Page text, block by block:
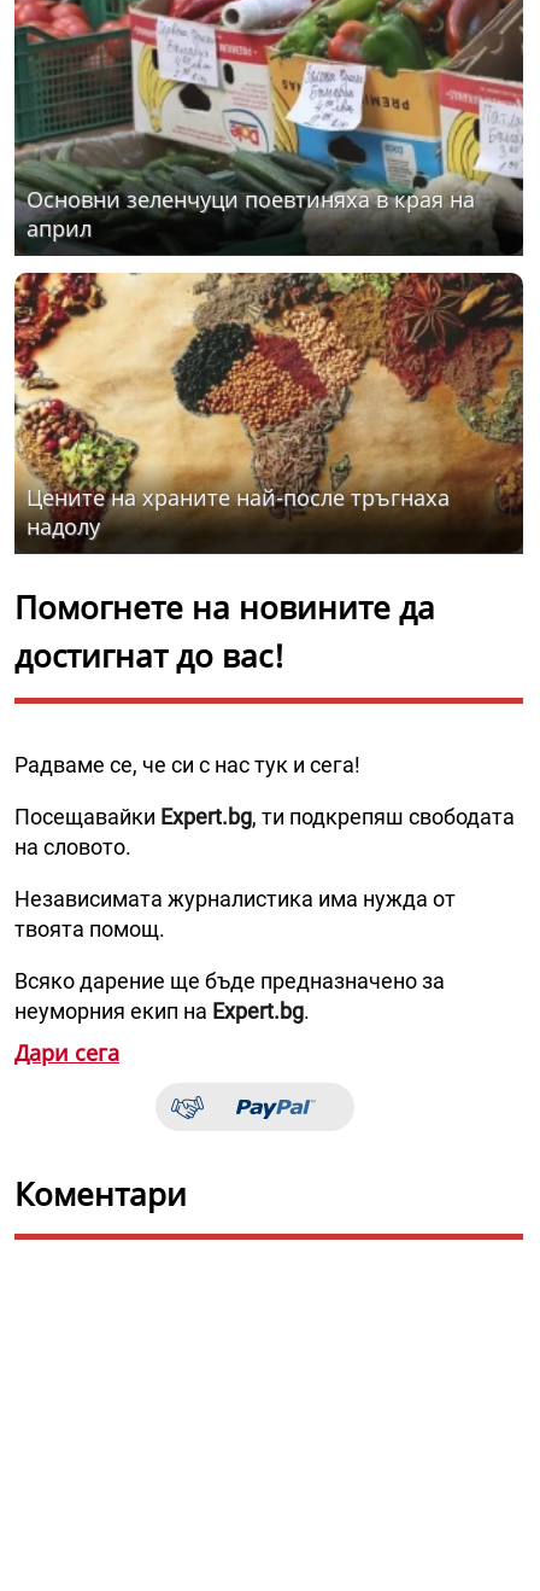
Основни зеленчуци поевтиняха в края на
април
Цените на храните най-после тръгнаха
надолу
Помогнете на новините да
достигнат до вас!
Радваме се, че си с нас тук и сега!
Посещавайки Expert.bg, ти подкрепяш свободата
на словото.
Независимата журналистика има нужда от
твоята помощ.
Всяко дарение ще бъде предназначено за
неуморния екип на Expert.bg.
Дари сега
Коментари